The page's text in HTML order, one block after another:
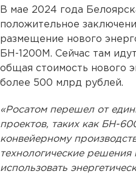
В мае 2024 года
положительное
размещение нового
БН-1200М. Сейчас там
общая стоимость нового
более 500 млрд рублей.
«Росатом перешел от
проектов, таких как БН-
конвейерному
технологические
использовать